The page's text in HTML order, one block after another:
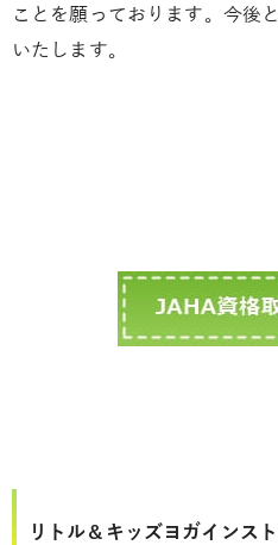
ことを願っております。今後
いたします。
リトル＆キッズヨガインス